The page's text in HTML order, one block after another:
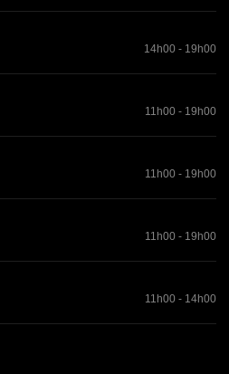
14h00 - 19h00
11h00 - 19h00
11h00 - 19h00
11h00 - 19h00
11h00 - 14h00